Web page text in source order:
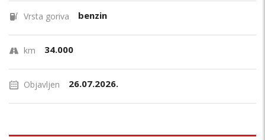
Vrsta goriva benzin
km 34.000
Objavljen 26.07.2026.